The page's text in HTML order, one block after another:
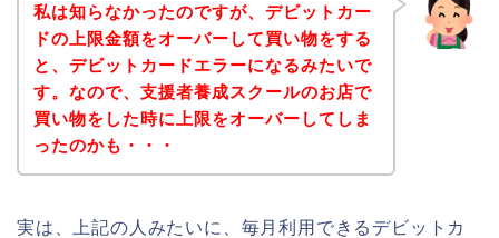
私は知らなかったのですが、デビットカー
ドの上限金額をオーバーして買い物をする
と、デビットカードエラーになるみたいで
す。なので、支援者養成スクールのお店で
買い物をした時に上限をオーバーしてしま
ったのかも・・・
実は、上記の人みたいに、毎月利用できるデビットカ